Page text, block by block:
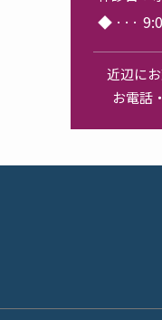
◆ ···
近辺に
お電話